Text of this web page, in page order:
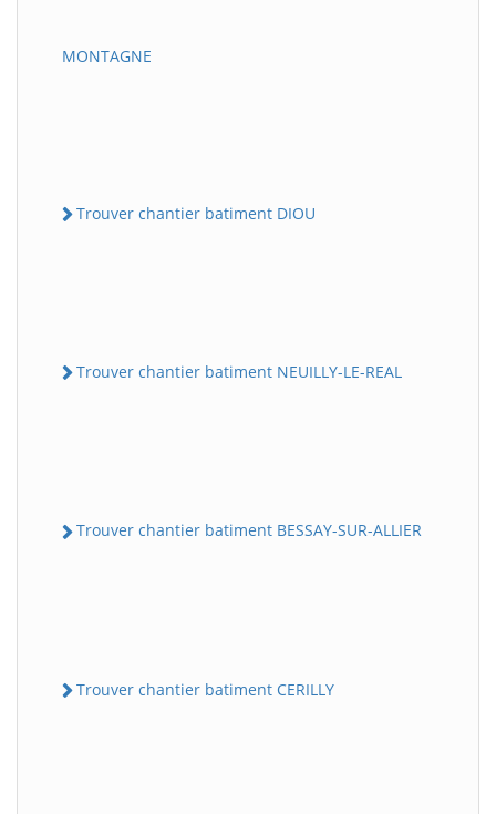
MONTAGNE
Trouver chantier batiment DIOU
Trouver chantier batiment NEUILLY-LE-REAL
Trouver chantier batiment BESSAY-SUR-ALLIER
Trouver chantier batiment CERILLY